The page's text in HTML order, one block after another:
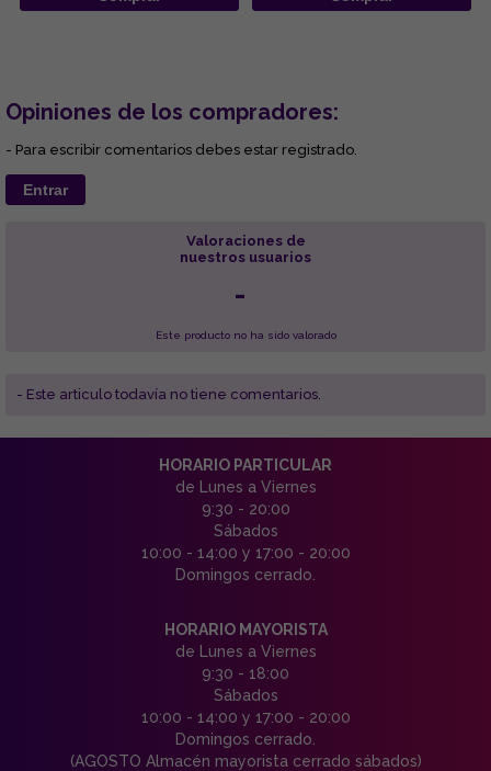
Opiniones de los compradores:
- Para escribir comentarios debes estar registrado.
Entrar
Valoraciones de
nuestros usuarios
-
Este producto no ha sido valorado
- Este articulo todavía no tiene comentarios.
HORARIO PARTICULAR
de Lunes a Viernes
9:30 - 20:00
Sábados
10:00 - 14:00 y 17:00 - 20:00
Domingos cerrado.
HORARIO MAYORISTA
de Lunes a Viernes
9:30 - 18:00
Sábados
10:00 - 14:00 y 17:00 - 20:00
Domingos cerrado.
(AGOSTO Almacén mayorista cerrado sábados)